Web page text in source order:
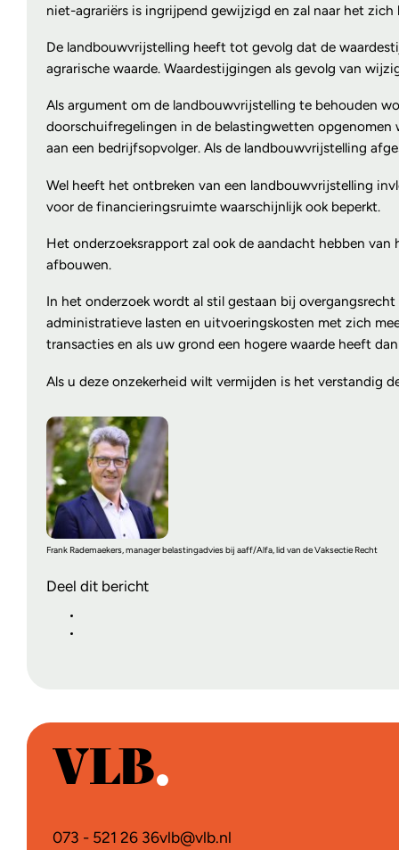
niet-agrariërs is ingrijpend gewijzigd en zal naar het
De landbouwvrijstelling heeft tot gevolg dat de
agrarische waarde. Waardestijgingen als gevolg van
Als argument om de landbouwvrijstelling te behouden
doorschuifregelingen in de belastingwetten opgenomen
aan een bedrijfsopvolger. Als de landbouwvrijstelling
Wel heeft het ontbreken van een landbouwvrijstelling
voor de financieringsruimte waarschijnlijk ook beperkt.
Het onderzoeksrapport zal ook de aandacht hebben
afbouwen.
In het onderzoek wordt al stil gestaan bij
administratieve lasten en uitvoeringskosten met zich
transacties en als uw grond een hogere waarde heeft
Als u deze onzekerheid wilt vermijden is het verstandig
Frank Rademaekers, manager belastingadvies bij aaff/Alfa, lid van de Vaksectie Recht
Deel dit bericht
073 - 521 26 36vlb@vlb.nl